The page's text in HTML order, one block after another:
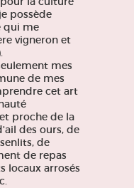
possède
qui me
vigneron et
mes
de mes
cet art
proche de la
des ours, de
de
de repas
locaux arrosés